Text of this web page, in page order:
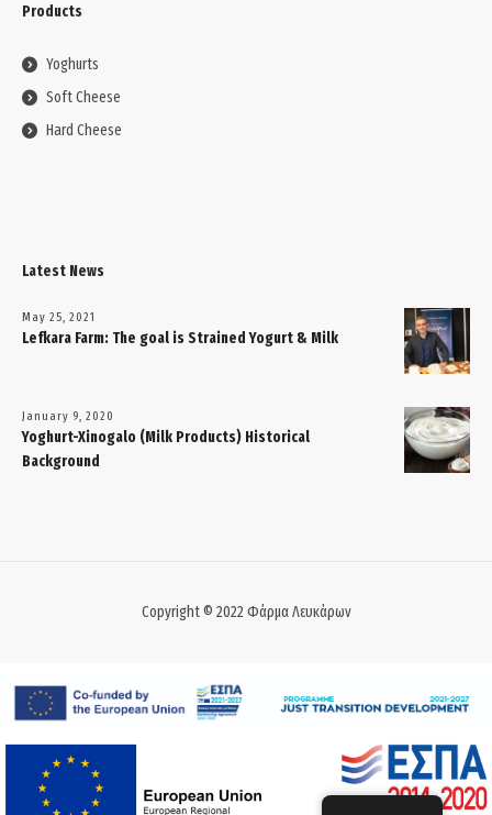
Products
Yoghurts
Soft Cheese
Hard Cheese
Latest News
May 25, 2021
Lefkara Farm: The goal is Strained Yogurt & Milk
January 9, 2020
Yoghurt-Xinogalo (Milk Products) Historical
Background
Copyright © 2022 Φάρμα Λευκάρων